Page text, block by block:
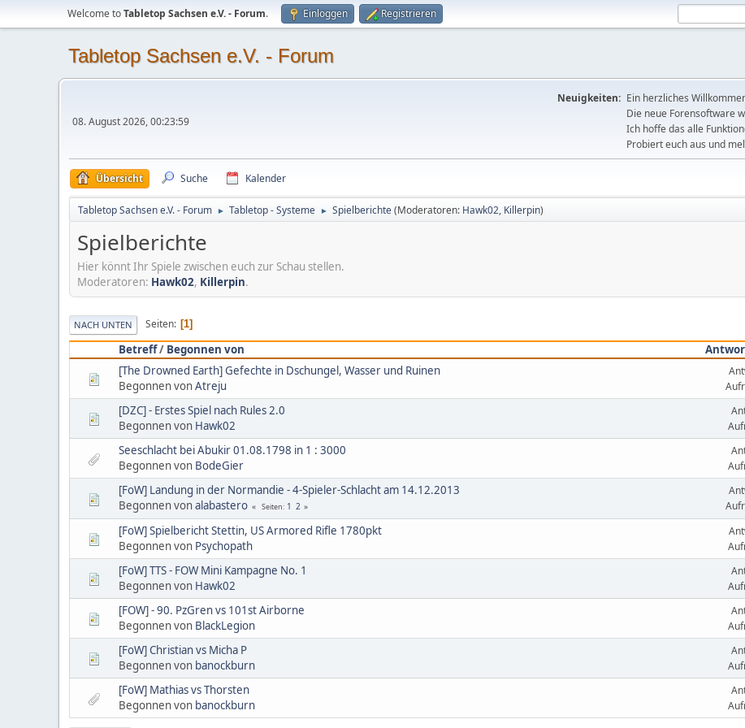
Welcome toTabletop Sachsen e.V. - Forum. Einloggen Registrieren
Tabletop Sachsen e.V. - Forum
08. August 2026, 00:23:59
Neuigkeiten: Ein herzliches
Die neue Forensoftware
Ich hoffe das alle
Probiert euch aus und
Übersicht Suche Kalender
Tabletop Sachsen e.V. - Forum ► Tabletop - Systeme ► Spielberichte(Moderatoren: Hawk02, Killerpin)
Spielberichte
Hier könnt Ihr Spiele zwischen euch zur Schau stellen.
Moderatoren: Hawk02, Killerpin.
NACH UNTEN Seiten 1
Betreff/ Begonnen von
[The Drowned Earth] Gefechte in Dschungel, Wasser und Ruinen
Begonnen vonAtreju
[DZC] - Erstes Spiel nach Rules 2.0
Begonnen von Hawk02
Seeschlacht bei Abukir 01.08.1798 in 1 : 3000
Begonnen von BodeGier
[FoW] Landung in der Normandie - 4-Spieler-Schlacht am 14.12.2013
Begonnen vonalabastero Seiten 1 2
[FoW] Spielbericht Stettin, US Armored Rifle 1780pkt
Begonnen von Psychopath
[FoW] TTS - FOW Mini Kampagne No. 1
Begonnen von Hawk02
[FOW] - 90. PzGren vs 101st Airborne
Begonnen von BlackLegion
[FoW] Christian vs Micha P
Begonnen von banockburn
[FoW] Mathias vs Thorsten
Begonnen von banockburn